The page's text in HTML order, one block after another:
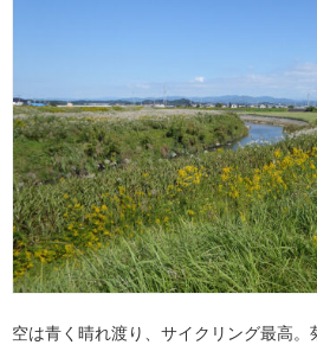
空は青く晴れ渡り、サイクリング最高。